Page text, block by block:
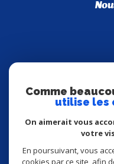
Comme
utilise les
On aimerait vous
votre
En poursuivant, vous
cookies par ce site, afin